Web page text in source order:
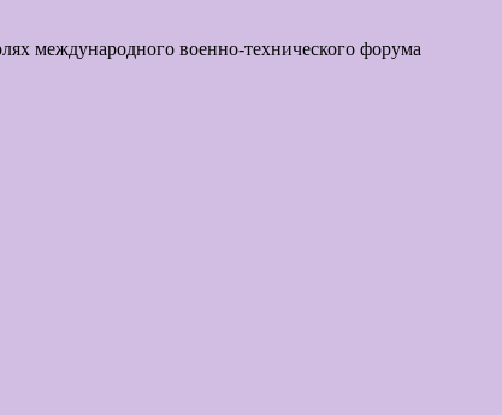
международного военно-технического форума